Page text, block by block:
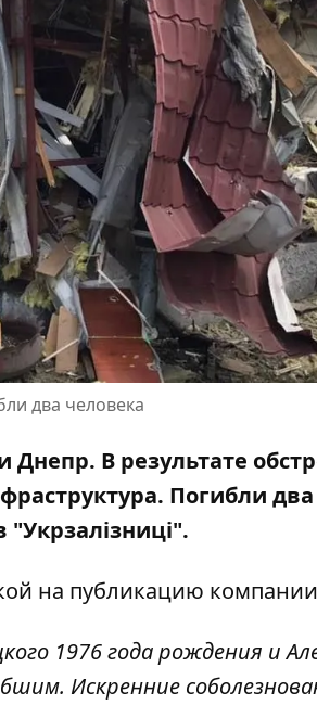
два человека
Днепр. В результате
Погибли
на публикацию компании
1976 года рождения и
Искренние